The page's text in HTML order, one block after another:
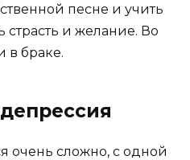
песне и учить
страсть и желание. Во
в браке.
очень сложно, с одной